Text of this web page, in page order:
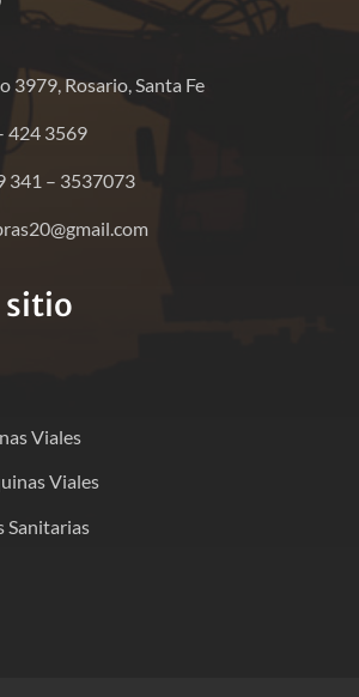
3979, Rosario, Santa Fe
424 3569
341 – 3537073
sitio
Viales
Viales
Sanitarias